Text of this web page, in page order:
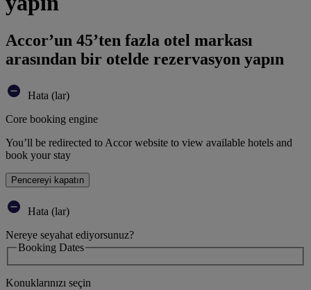
Accor’un 45’ten fazla otel markası
arasından bir otelde rezervasyon yapın
Hata (lar)
Core booking engine
You’ll be redirected to Accor website to view available hotels and
book your stay
Pencereyi kapatın
Hata (lar)
Nereye seyahat ediyorsunuz?
Booking Dates
Konuklarınızı seçin